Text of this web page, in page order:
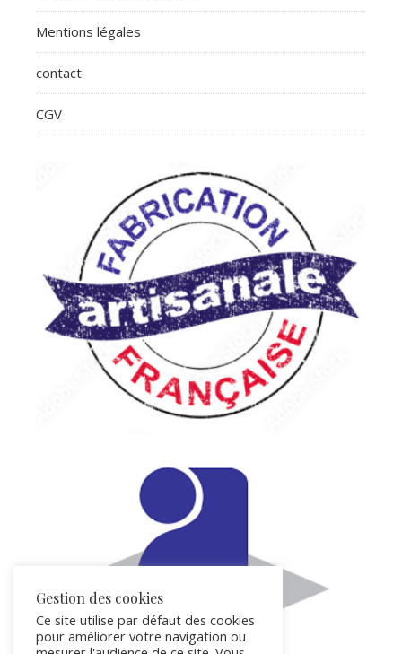
Mentions légales
contact
CGV
Gestion des cookies
Ce site utilise par défaut des cookies
pour améliorer votre navigation ou